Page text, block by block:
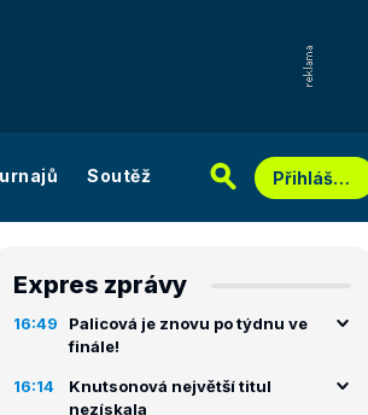
Soutěž Přihlášení
Expres zprávy
16:49
Palicová je znovu po týdnu ve
finále!
16:14
Knutsonová největší titul
nezískala